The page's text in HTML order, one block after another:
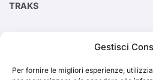
Gestisci
Per fornire le migliori esperienze,
TRAKS